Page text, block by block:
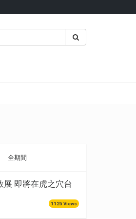
全期間
展 即將在虎之穴台
1125 Views